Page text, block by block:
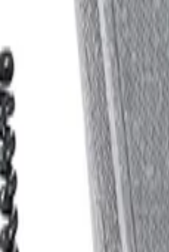
Kompetenz seit 1938